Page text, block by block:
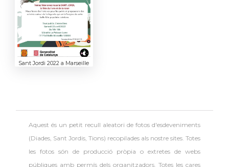
Sant Jordi 2022 a Marseille
Aquest és un petit recull aleatori defotos d'esdeveniments
(Diades, Sant Jordis, Tions) recopilades als nostre sites. Totes
les fotos són de producció pròpia o extretes de webs
públiques amb permís dels organitzadors.Totes les cares